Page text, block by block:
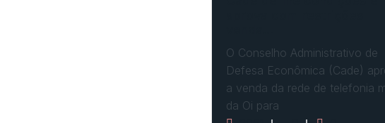
O Conselho Administrativo de
Defesa Econômica (Cade)
a venda da rede de telefonia
da Oi para